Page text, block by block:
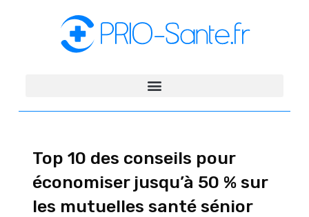
Top 10 des conseils pour
économiser jusqu’à 50 % sur
les mutuelles santé sénior